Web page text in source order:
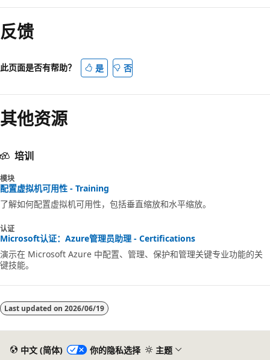
反馈
此页面是否有帮助？ 是 否
其他资源
培训
模块
配置虚拟机可用性 - Training
了解如何配置虚拟机可用性，包括垂直缩放和水平缩放。
认证
Microsoft认证：Azure管理员助理 - Certifications
演示在 Microsoft Azure 中配置、管理、保护和管理关键专业功能的关
键技能。
Last updated on 2026/06/19
中文 (简体) 你的隐私选择 主题